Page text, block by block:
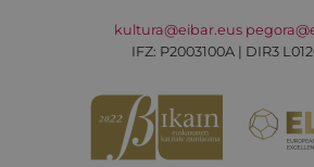
kultura@eibar.eus
IFZ: P2003100A | DIR3